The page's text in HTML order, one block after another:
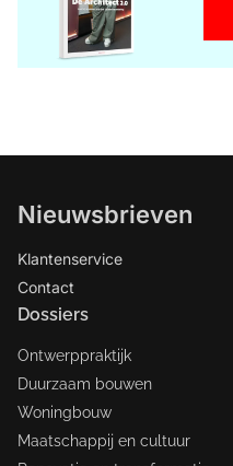
Nieuwsbrieven
Klantenservice
Contact
Dossiers
Ontwerppraktijk
Duurzaam bouwen
Woningbouw
Maatschappij en cultuur